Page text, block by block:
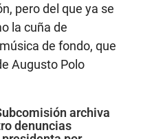
pero del que ya se
la cuña de
de fondo, que
Augusto Polo
archiva
denuncias